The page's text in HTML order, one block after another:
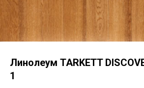
Линолеум TARKETT
1